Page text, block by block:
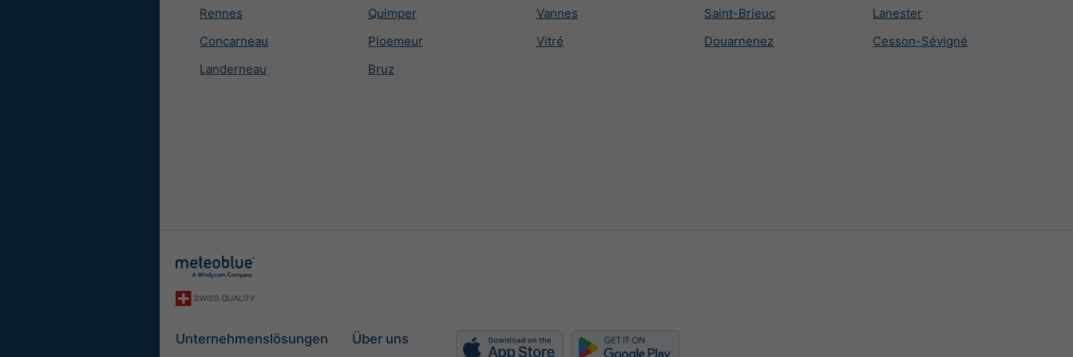
Rennes Quimper Vannes Saint-Brieuc
Lanester
Concarneau
Ploemeur Vitré Douarnenez
Cesson-Sévigné
Landerneau
Bruz
Unternehmenslösungen Über uns